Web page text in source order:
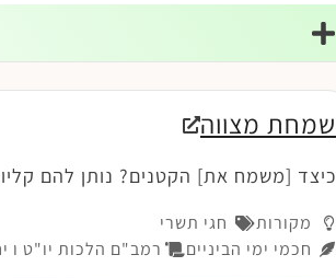
שמחת מצווה
כיצד [משמח את] הקטנים? נותן להם
מקורות
חגי תשרי
חכמי ימי הביניים
רמב"ם הלכות יו"ט ו